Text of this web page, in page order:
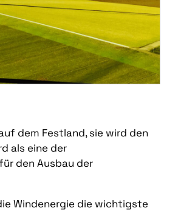
dem Festland, sie wird den
als eine der
den Ausbau der
Windenergie die wichtigste